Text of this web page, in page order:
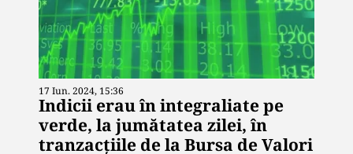
17 Iun. 2024, 15:36
Indicii erau în integraliate pe
verde, la jumătatea zilei, în
tranzacțiile de la Bursa de Valori